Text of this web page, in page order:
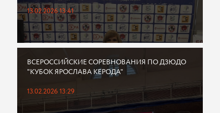
13.02.2026 13:41
ВСЕРОССИЙСКИЕ СОРЕВНОВАНИЯ ПО ДЗЮДО
"КУБОК ЯРОСЛАВА КЕРОДА"
13.02.2026 13:29